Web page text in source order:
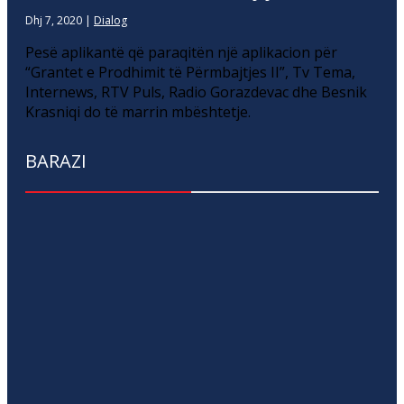
Dhj 7, 2020 | Dialog
Pesë aplikantë që paraqitën një aplikacion për
“Grantet e Prodhimit të Përmbajtjes II”, Tv Tema,
Internews, RTV Puls, Radio Gorazdevac dhe Besnik
Krasniqi do të marrin mbështetje.
BARAZI